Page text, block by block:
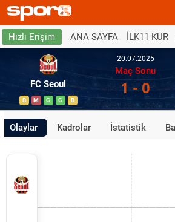
Hızlı Erişim ANA SAYFA İLK11 KUR
FC Seoul
B M G G B
20.07.2025
Maç Sonu
1 - 0
Olaylar Kadrolar İstatistik